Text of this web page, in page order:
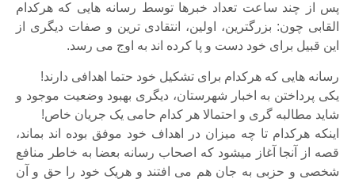
پس از چند ساعت تعداد خبرها توسط رسانه هایی که هرکدام
القابی چون: بزرگترین، اولین، انتقادی ترین و صفات دیگری از
این قبیل برای خود دست و پا کرده اند به اوج می رسد.
رسانه هایی که هرکدام برای تشکیل خود حتما اهدافی دارند!
یکی پرداختن به اخبار شهرستان، دیگری بهبود وضعیت موجود و
شاید مطالبه گری و احتمالا هر کدام حامی یک جریان خاص!
اینکه هرکدام تا چه میزان در اهداف خود موفق بوده اند بماند،
قصه از آنجا آغاز میشود که اصحاب رسانه بعضا به خاطر منافع
شخصی و حزبی به جان هم می افتند و هریک خود را حق و آن